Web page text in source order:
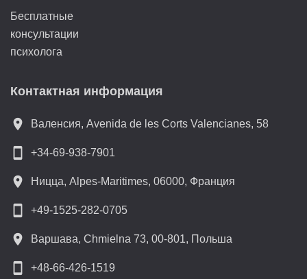
Бесплатные
консультации
психолога
Контактная информация
location_on Валенсия, Avenida de les Corts Valencianes, 58
smartphone +34-69-938-7901
location_on Ницца, Alpes-Maritimes, 06000, Франция
smartphone +49-1525-282-0705
location_on Варшава, Chmielna 73, 00-801, Польша
smartphone +48-66-426-1519